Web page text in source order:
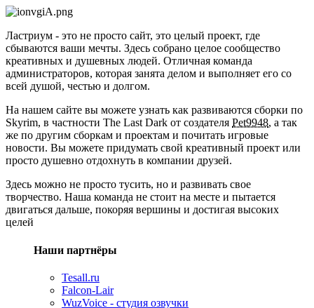
Ластриум - это не просто сайт, это целый проект, где
сбываются ваши мечты. Здесь собрано целое сообщество
креативных и душевных людей. Отличная команда
администраторов, которая занята делом и выполняет его со
всей душой, честью и долгом.
На нашем сайте вы можете узнать как развиваются сборки по
Skyrim, в частности The Last Dark от создателя Pet9948, а так
же по другим сборкам и проектам и почитать игровые
новости. Вы можете придумать свой креативный проект или
просто душевно отдохнуть в компании друзей.
Здесь можно не просто тусить, но и развивать свое
творчество. Наша команда не стоит на месте и пытается
двигаться дальше, покоряя вершины и достигая высоких
целей
Наши партнёры
Tesall.ru
Falcon-Lair
WuzVoice - студия озвучки